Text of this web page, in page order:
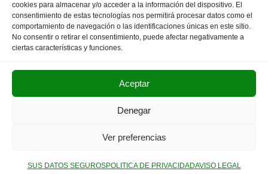
cookies para almacenar y/o acceder a la información del dispositivo. El
consentimiento de estas tecnologías nos permitirá procesar datos como el
comportamiento de navegación o las identificaciones únicas en este sitio.
No consentir o retirar el consentimiento, puede afectar negativamente a
ciertas características y funciones.
Aceptar
Denegar
Ver preferencias
SUS DATOS SEGUROSPOLITICA DE PRIVACIDADAVISO LEGAL
« PÁGINA
ANTERIOR
1 2 3 4 5
6 7
PÁGINA
SIGUIENTE »
POLITICA DE PRIVACIDAD
AVISO LEGAL
Neve| Funciona gracias aWordPress